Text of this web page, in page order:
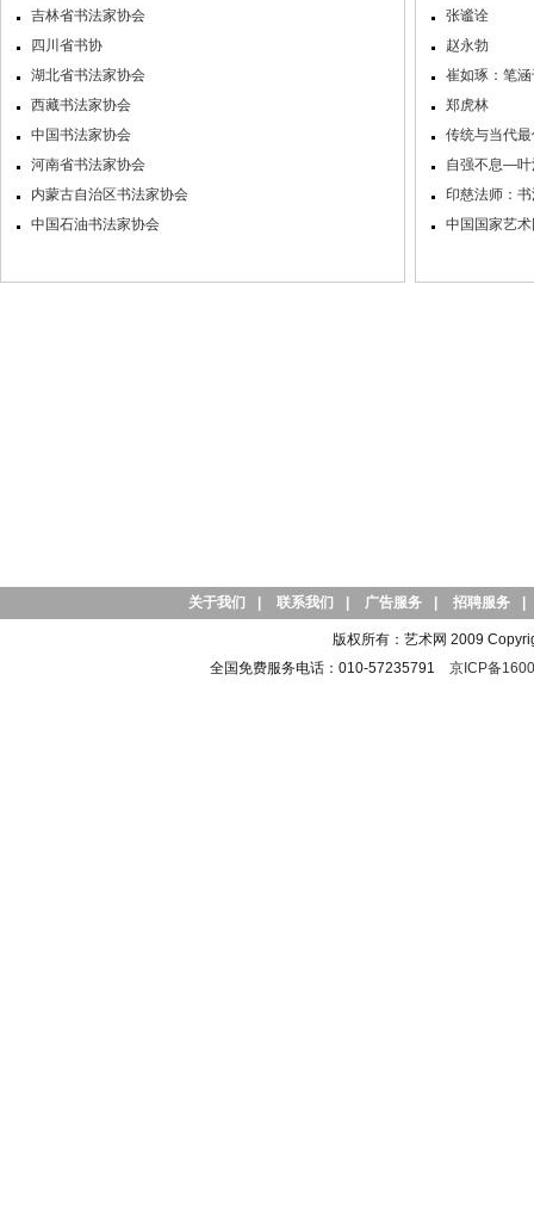
吉林省书法家协会
四川省书协
湖北省书法家协会
西藏书法家协会
中国书法家协会
河南省书法家协会
内蒙古自治区书法家协会
中国石油书法家协会
张谧诠
赵永勃
崔如琢：笔
郑虎林
传统与当代
自强不息—叶
印慈法师：
中国国家艺
关于我们 联系我们 广告服务 招聘服务
版权所有：艺术网 2009
全国免费服务电话：010-57235791 京ICP备